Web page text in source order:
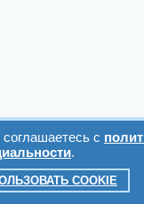
с
.
COOKIE